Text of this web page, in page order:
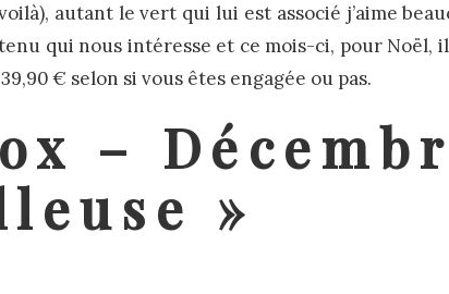
autant le vert qui lui est associé j’aime
qui nous intéresse et ce mois-ci, pour Noël,
€ selon si vous êtes engagée ou pas.
–
»